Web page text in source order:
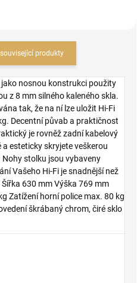
produkty
nosnou konstrukci použity
z 8 mm silného kaleného skla.
tak, že na ní lze uložit Hi-Fi
Decentní půvab a praktičnost
je rovněž zadní kabelový
a esteticky skryjete veškerou
Nohy stolku jsou vybaveny
Vašeho Hi-Fi je snadnější než
630 mm Výška 769 mm
Zatížení horní police max. 80 kg
škrábaný chrom, čiré sklo